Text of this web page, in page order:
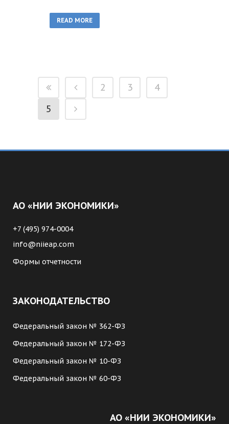
READ MORE
2 3
4
5
АО «НИИ ЭКОНОМИКИ»
+7 (495) 974-0004
info@niieap.com
Формы отчетности
ЗАКОНОДАТЕЛЬСТВО
Федеральный закон № 362-ФЗ
Федеральный закон № 172-ФЗ
Федеральный закон № 10-ФЗ
Федеральный закон № 60-ФЗ
АО «НИИ ЭКОНОМИКИ»